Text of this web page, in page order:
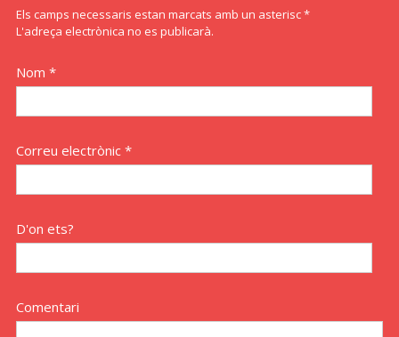
Els camps necessaris estan marcats amb un asterisc *
L'adreça electrònica no es publicarà.
Nom *
Correu electrònic *
D'on ets?
Comentari